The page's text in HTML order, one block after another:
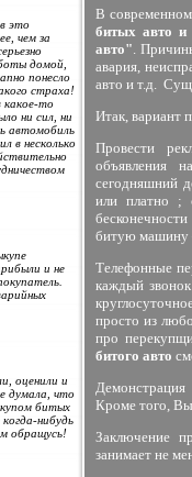
это
чем за
домой,
понесло
страха!
какое-то
ни сил, ни
автомобиль
в несколько
и не
оценили и
думала, что
битых
нибудь
обращусь!
В
битых авто и
авто".
авария,
авто и т.д.
Итак, вариант
Провести
объявления
сегодняшний
или платно ;
битую машину
Телефонные
каждый
просто из
про
битого авто
Кроме того, Вы
Заключение
занимает не